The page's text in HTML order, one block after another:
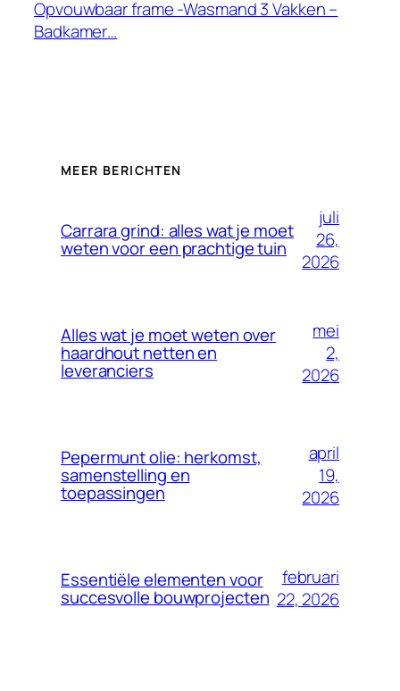
Opvouwbaar frame -Wasmand 3 Vakken –
Badkamer…
MEER BERICHTEN
Carrara grind: alles wat je moet
weten voor een prachtige tuin
juli
26,
2026
Alles wat je moet weten over
haardhout netten en
leveranciers
mei
2,
2026
Pepermunt olie: herkomst,
samenstelling en
toepassingen
april
19,
2026
Essentiële elementen voor
succesvolle bouwprojecten
februari
22, 2026